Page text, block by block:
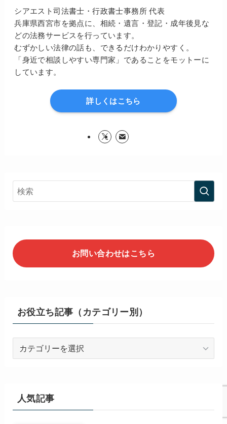
シアエスト司法書士・行政書士事務所 代表
兵庫県西宮市を拠点に、相続・遺言・登記・成年後見な
どの法務サービスを行っています。
むずかしい法律の話も、できるだけわかりやすく。
「身近で相談しやすい専門家」であることをモットーに
しています。
詳しくはこちら
お問い合わせはこちら
お役立ち記事（カテゴリー別）
人気記事